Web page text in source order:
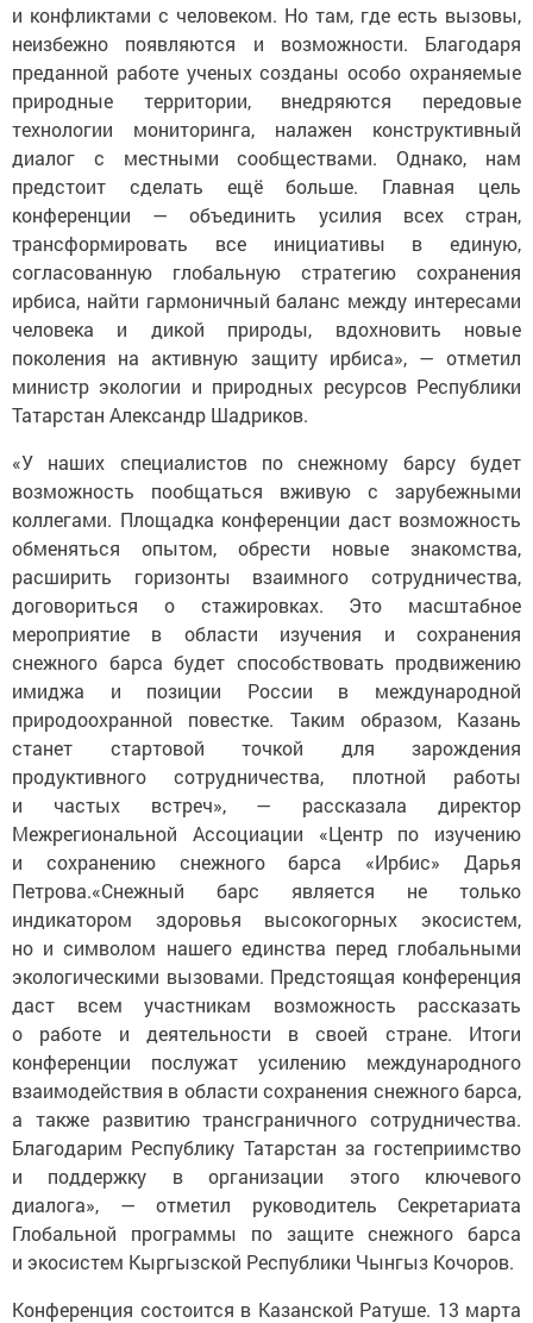
и конфликтами с человеком. Но там, где есть вызовы,
неизбежно появляются и возможности. Благодаря
преданной работе ученых созданы особо охраняемые
природные территории, внедряются передовые
технологии мониторинга, налажен конструктивный
диалог с местными сообществами. Однако, нам
предстоит сделать ещё больше. Главная цель
конференции — объединить усилия всех стран,
трансформировать все инициативы в единую,
согласованную глобальную стратегию сохранения
ирбиса, найти гармоничный баланс между интересами
человека и дикой природы, вдохновить новые
поколения на активную защиту ирбиса», — отметил
министр экологии и природных ресурсов Республики
Татарстан Александр Шадриков.
«У наших специалистов по снежному барсу будет
возможность пообщаться вживую с зарубежными
коллегами. Площадка конференции даст возможность
обменяться опытом, обрести новые знакомства,
расширить горизонты взаимного сотрудничества,
договориться о стажировках. Это масштабное
мероприятие в области изучения и сохранения
снежного барса будет способствовать продвижению
имиджа и позиции России в международной
природоохранной повестке. Таким образом, Казань
станет стартовой точкой для зарождения
продуктивного сотрудничества, плотной работы
и частых встреч», — рассказала директор
Межрегиональной Ассоциации «Центр по изучению
и сохранению снежного барса «Ирбис» Дарья
Петрова.«Снежный барс является не только
индикатором здоровья высокогорных экосистем,
но и символом нашего единства перед глобальными
экологическими вызовами. Предстоящая конференция
даст всем участникам возможность рассказать
о работе и деятельности в своей стране. Итоги
конференции послужат усилению международного
взаимодействия в области сохранения снежного барса,
а также развитию трансграничного сотрудничества.
Благодарим Республику Татарстан за гостеприимство
и поддержку в организации этого ключевого
диалога», — отметил руководитель Секретариата
Глобальной программы по защите снежного барса
и экосистем Кыргызской Республики Чынгыз Кочоров.
Конференция состоится в Казанской Ратуше. 13 марта